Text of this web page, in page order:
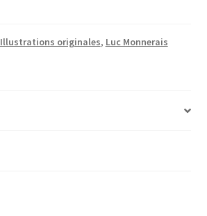
Illustrations originales, Luc Monnerais